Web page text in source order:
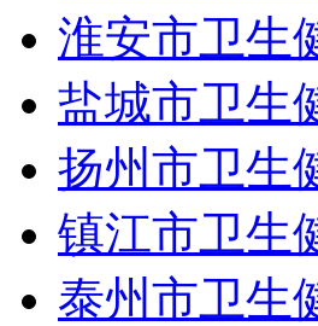
淮安市卫生
盐城市卫生
扬州市卫生
镇江市卫生
泰州市卫生